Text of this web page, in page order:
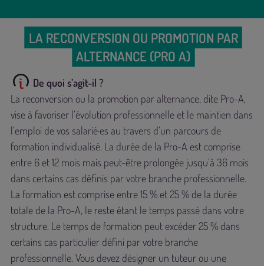
LA RECONVERSION OU PROMOTION PAR
ALTERNANCE (PRO A)
De quoi s’agit-il ?
La reconversion ou la promotion par alternance, dite Pro-A,
vise à favoriser l’évolution professionnelle et le maintien dans
l’emploi de vos salarié·es au travers d’un parcours de
formation individualisé. La durée de la Pro-A est comprise
entre 6 et 12 mois mais peut-être prolongée jusqu’à 36 mois
dans certains cas définis par votre branche professionnelle.
La formation est comprise entre 15 % et 25 % de la durée
totale de la Pro-A, le reste étant le temps passé dans votre
structure. Le temps de formation peut excéder 25 % dans
certains cas particulier défini par votre branche
professionnelle. Vous devez désigner un tuteur ou une